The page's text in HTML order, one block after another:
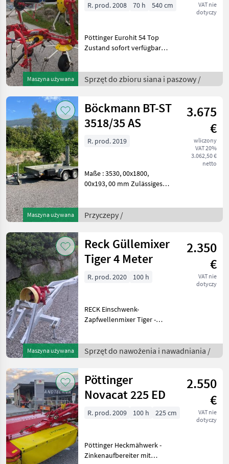
Maszyna używana
VAT nie
dotyczy
R. prod. 2008 70 h 540 cm
Pöttinger Eurohit 54 Top
Zustand sofort verfügbar
Grenzzetteinrichtung
gepflegter Zustand 4
Zinkenv
Sprzęt do zbioru siana i paszowy /
Maszyna używana
Böckmann BT-ST
3518/35 AS
3.675
€
wliczony
VAT 20%
3.062,50 €
netto
R. prod. 2019
Maße : 3530, 00x1800,
00x193, 00 mm Zulässiges
Felge: 5, 5 J x 13 ET 30
Zweiachs-Modell
Przyczepy /
Maszyna używana
Reck Güllemixer
Tiger 4 Meter
2.350
€
VAT nie
dotyczy
R. prod. 2020 100 h
RECK Einschwenk-
Zapfwellenmixer Tiger -
- betriebsbereiter Zustand -
Komplett feuerverzinkt - für
Sprzęt do nawożenia i nawadniania /
Pöttinger
Novacat 225 ED
2.550
€
VAT nie
dotyczy
R. prod. 2009 100 h 225 cm
Pöttinger Heckmähwerk -
Zinkenaufbereiter mit